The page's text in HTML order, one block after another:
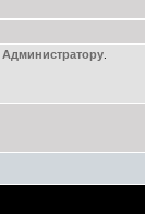
Администратору